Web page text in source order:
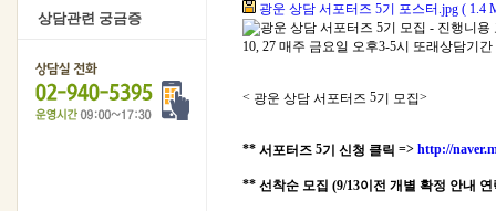
상담관련 궁금증
광운 상담 서포터즈 5기 포스터.jpg ( 1.4
< 광운 상담 서포터즈 5기 모집>
** 서포터즈 5기 신청 클릭 => http://
** 선착순 모집 (9/13이전 개별 확정 안내